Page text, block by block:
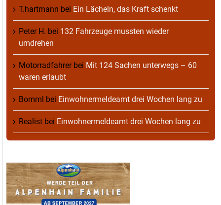
T.hartmann bei Ein Lächeln, das Kraft schenkt
Peter H. bei 132 Fahrzeuge mussten wieder
umdrehen
Motorradfahrerbei Mit 124 Sachen unterwegs – 60
waren erlaubt
Bomml bei Einwohnermeldeamt drei Wochen lang zu
Realist bei Einwohnermeldeamt drei Wochen lang zu